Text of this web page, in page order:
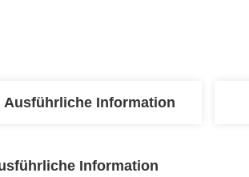
Ausführliche Information
Information